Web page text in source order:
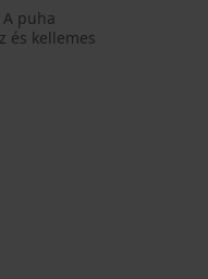
puha
és kellemes